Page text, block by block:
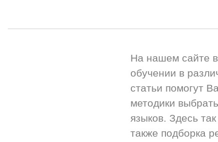
На нашем сайте
обучении в
статьи помогут
методики
языков. Здесь
также подборка